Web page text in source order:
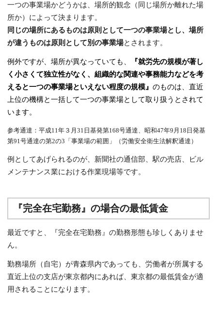
一つの事業場かどうかは、場所的観念（同じ場所か離れた場
所か）によって決まります。
同じの場所にあるものは原則として一つの事業場とし、場所
が違うものは原則として別の事業場とされます。
例外ですが、場所が異なっていても、
『就労先の規模が著し
く小さくて独立性がなく、組織的な関連や事務能力などを考
えると一つの事業場といえない程度の規模』 のものは、直近
上位の機構と一括して一つの事業場として取り扱うとされて
います。
参考通達：平成11年３月31日基発第168号通達、昭和47年9月18日発基
第91号通達の第2の3「事業場の範囲」（労働安全衛生法解釈通達）
例としてあげられるのが、新聞社の通信部、駅の売店、ビル
メンテナンス業における作業現場等です。
『完全在宅勤務』の場合の最低賃金
最近ですと、『完全在宅勤務』の勤務形態も珍しくありませ
ん。
勤務場所（自宅）が青森県内であっても、労働者が所属する
直近上位の支店が東京都内にあれば、東京都の最低賃金が適
用されることになります。